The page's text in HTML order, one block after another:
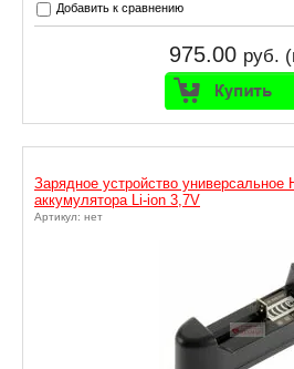
Добавить к сравнению
975.00 руб.
Зарядное устройство универсальное
аккумулятора Li-ion 3,7V
Артикул: нет